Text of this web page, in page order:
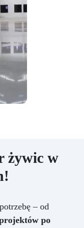
żywic w
– od
po